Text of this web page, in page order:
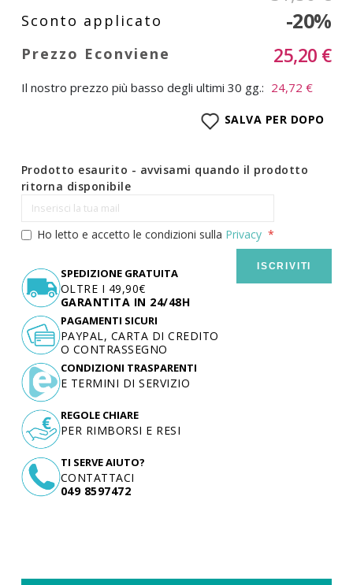
-20%
25,20 €
Il nostro prezzo più basso degli ultimi 30 gg.: 24,72 €
SALVA PER DOPO
Prodotto esaurito - avvisami quando il prodotto
ritorna disponibile
Ho letto e accetto le condizioni sulla Privacy
ISCRIVITI
SPEDIZIONE GRATUITA
OLTRE I 49,90€
GARANTITA IN 24/48H
TI SERVE AIUTO?
CONTATTACI
049 8597472
PAGAMENTI SICURI
PAYPAL, CARTA DI CREDITO
O CONTRASSEGNO
CONDIZIONI TRASPARENTI
E TERMINI DI SERVIZIO
REGOLE CHIARE
PER RIMBORSI E RESI